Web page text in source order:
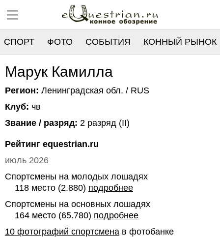
СПОРТ ФОТО СОБЫТИЯ КОННЫЙ РЫНОК
РЕЕСТР
Марук Камилла
Регион: Ленинградская обл. / RUS
Клуб: чв
Звание / разряд: 2 разряд (II)
Рейтинг equestrian.ru
июль 2026
Спортсмены на молодых лошадях
118 место (2.880) подробнее
Спортсмены на основных лошадях
164 место (65.780) подробнее
10 фотографий спортсмена в фотобанке